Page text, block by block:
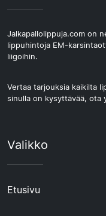
Jalkapallolippuja.com on
lippuhintoja EM-
liigoihin.
Vertaa tarjouksia kaikilta
sinulla on kysyttävää, ota
Valikko
Etusivu